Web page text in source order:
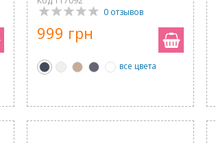
0 отзывов
999 грн
все цвета